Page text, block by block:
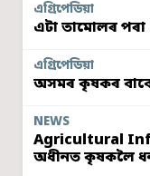
এগ্ৰিপেডিয়া
এটা তামোলৰ পৰা
এগ্ৰিপেডিয়া
অসমৰ কৃষকৰ
NEWS
Agricultural
অধীনত কৃষকলৈ